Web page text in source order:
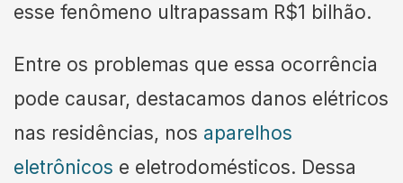
esse fenômeno ultrapassam R$1 bilhão.
Entre os problemas que essa ocorrência
pode causar, destacamos danos elétricos
nas residências, nos aparelhos
eletrônicos e eletrodomésticos. Dessa